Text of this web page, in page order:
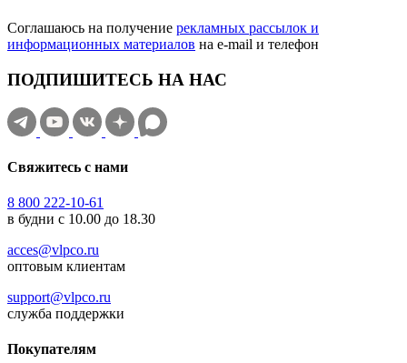
Соглашаюсь на получение рекламных рассылок и
информационных материалов на e‑mail и телефон
ПОДПИШИТЕСЬ НА НАС
Свяжитесь с нами
8 800 222-10-61
в будни с 10.00 до 18.30
acces@vlpco.ru
оптовым клиентам
support@vlpco.ru
служба поддержки
Покупателям